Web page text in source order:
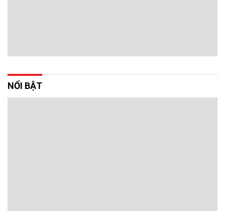
NỔI BẬT